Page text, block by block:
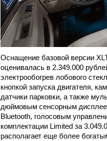
Оснащение базовой версии
оценивалась в 2.349.000
электрообогрев лобового
кнопкой запуска двигателя,
датчики парковки, а также
дюймовым сенсорным
Bluetooth, голосовым
комплектации Limited за
располагает еще более